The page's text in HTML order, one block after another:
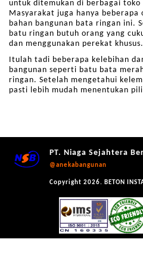
untuk ditemukan di berbagai toko
Masyarakat juga hanya beberapa
bahan bangunan bata ringan ini.
batu ringan butuh orang yang
dan menggunakan perekat khusus.
Itulah tadi beberapa kelebihan
bangunan seperti batu bata
ringan. Setelah mengetahui
pasti lebih mudah menentukan
PT. Niaga Sejahtera
@anekabangunan
Copyright 2026. BETON